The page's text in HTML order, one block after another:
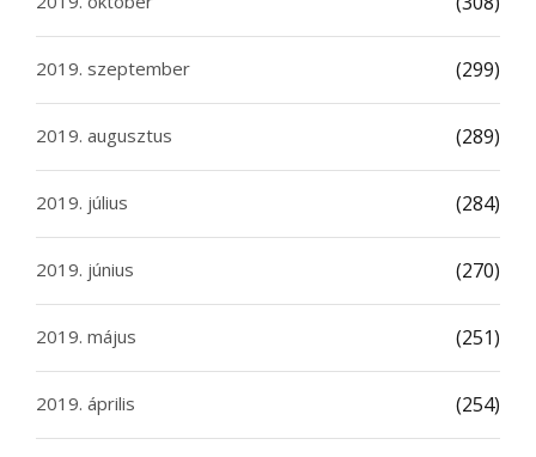
2019. szeptember (299)
2019. augusztus (289)
2019. július (284)
2019. június (270)
2019. május (251)
2019. április (254)